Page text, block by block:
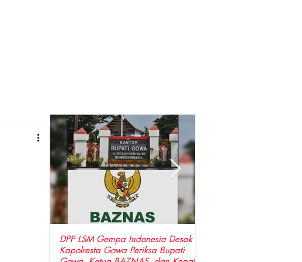
DPP LSM Gempa Indonesia Desak
Kapolresta Gowa Periksa Bupati